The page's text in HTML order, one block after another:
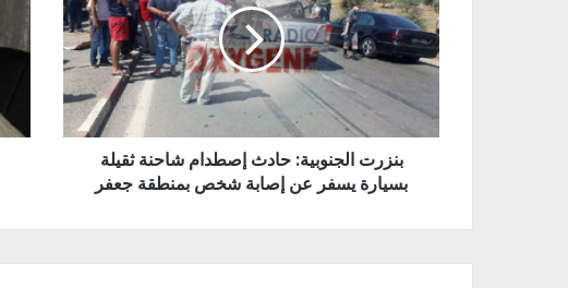
بنزرت الجنوبية: حادث إصطدام شاحنة ثقيلة
بسيارة يسفر عن إصابة شخص بمنطقة جعفر